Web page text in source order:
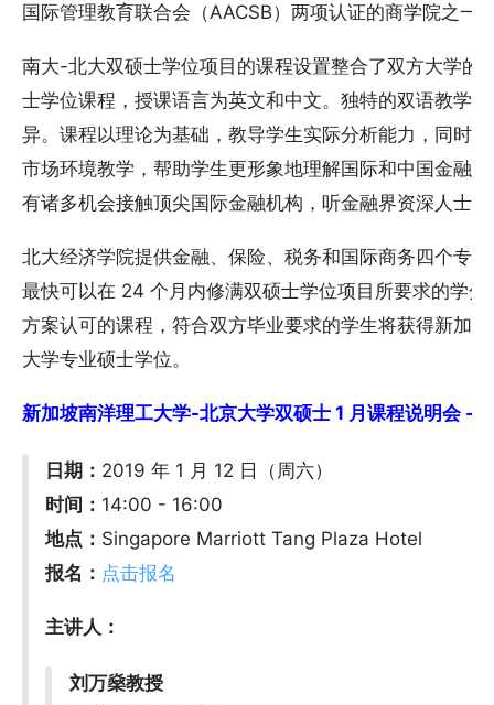
国际管理教育联合会（AACSB）两项认证的商学院之一
南大-北大双硕士学位项目的课程设置整合了双方大学的
士学位课程，授课语言为英文和中文。独特的双语教学
异。课程以理论为基础，教导学生实际分析能力，同时
市场环境教学，帮助学生更形象地理解国际和中国金融
有诸多机会接触顶尖国际金融机构，听金融界资深人士
北大经济学院提供金融、保险、税务和国际商务四个专
最快可以在 24 个月内修满双硕士学位项目所要求的学
方案认可的课程，符合双方毕业要求的学生将获得新加
大学专业硕士学位。
新加坡南洋理工大学-北京大学双硕士 1 月课程说明会 -
日期： 2019 年 1 月 12 日（周六）
时间： 14:00 - 16:00
地点： Singapore Marriott Tang Plaza Hotel
报名： 点击报名
主讲人：
刘万燊教授